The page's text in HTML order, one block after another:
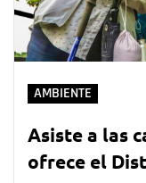
AMBIENTE
Asiste a las
ofrece el